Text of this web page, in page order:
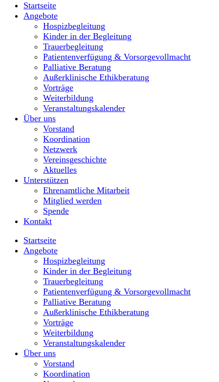
Startseite
Angebote
Hospizbegleitung
Kinder in der Begleitung
Trauerbegleitung
Patientenverfügung & Vorsorgevollmacht
Palliative Beratung
Außerklinische Ethikberatung
Vorträge
Weiterbildung
Veranstaltungskalender
Über uns
Vorstand
Koordination
Netzwerk
Vereinsgeschichte
Aktuelles
Unterstützen
Ehrenamtliche Mitarbeit
Mitglied werden
Spende
Kontakt
Startseite
Angebote
Hospizbegleitung
Kinder in der Begleitung
Trauerbegleitung
Patientenverfügung & Vorsorgevollmacht
Palliative Beratung
Außerklinische Ethikberatung
Vorträge
Weiterbildung
Veranstaltungskalender
Über uns
Vorstand
Koordination